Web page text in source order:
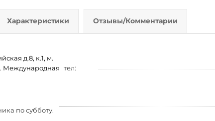
Характеристики Отзывы/Комментарии
д.8, к.1, м.
Международная тел:
по субботу.